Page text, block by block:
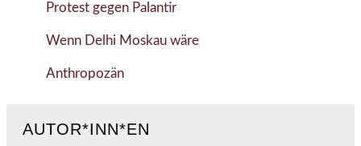
Protest gegen Palantir
Wenn Delhi Moskau wäre
Anthropozän
AUTOR*INN*EN